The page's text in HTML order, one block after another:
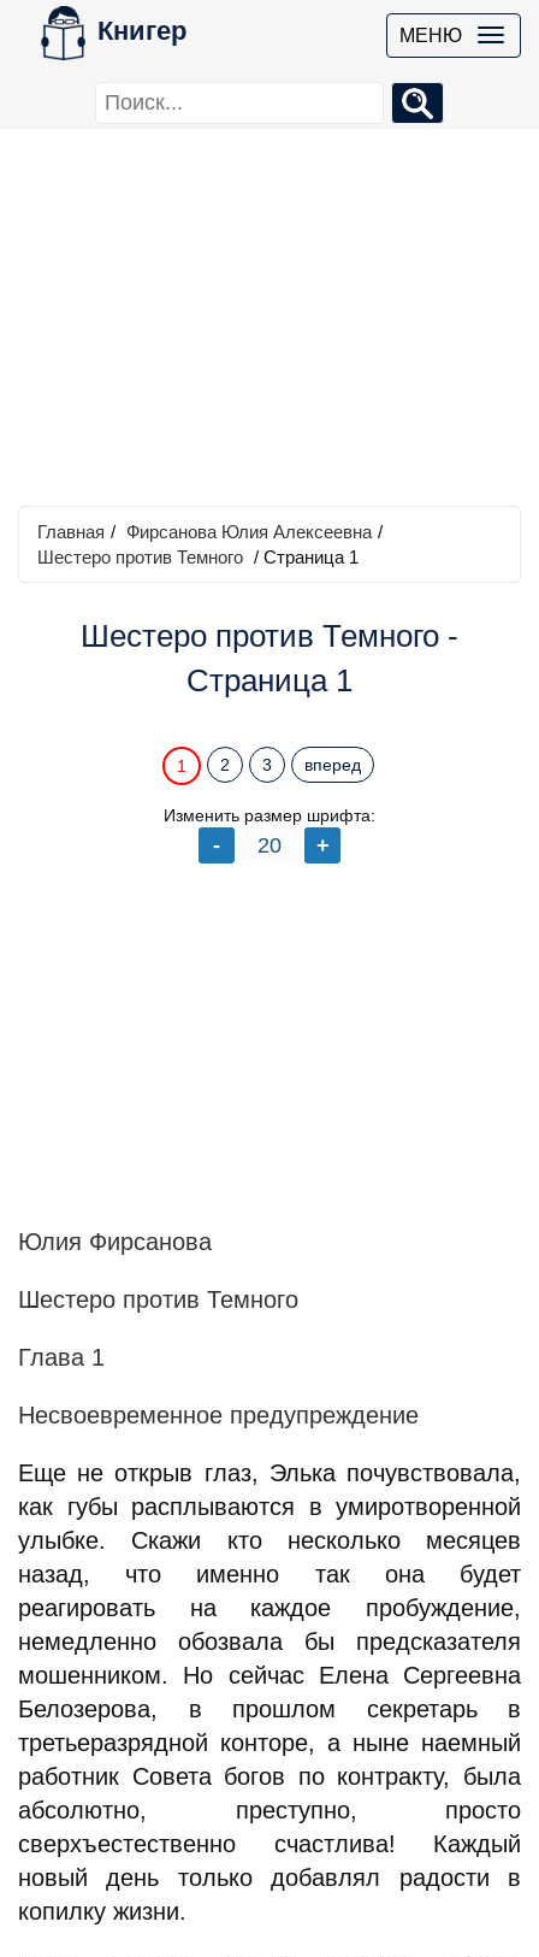
Книгер МЕНЮ
Главная / Фирсанова Юлия Алексеевна /
Шестеро против Темного / Страница 1
Шестеро против Темного -
Страница 1
1 2 3 вперед
Изменить размер шрифта:
Юлия Фирсанова
Шестеро против Темного
Глава 1
Несвоевременное предупреждение
Еще не открыв глаз, Элька почувствовала,
как губы расплываются в умиротворенной
улыбке. Скажи кто несколько месяцев
назад, что именно так она будет
реагировать на каждое пробуждение,
немедленно обозвала бы предсказателя
мошенником. Но сейчас Елена Сергеевна
Белозерова, в прошлом секретарь в
третьеразрядной конторе, а ныне наемный
работник Совета богов по контракту, была
абсолютно, преступно, просто
сверхъестественно счастлива! Каждый
новый день только добавлял радости в
копилку жизни.